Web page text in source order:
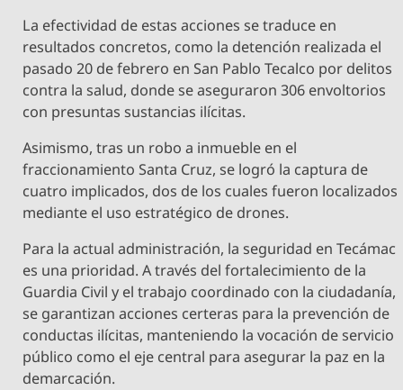
La efectividad de estas acciones se traduce en
resultados concretos, como la detención realizada el
pasado 20 de febrero en San Pablo Tecalco por delitos
contra la salud, donde se aseguraron 306 envoltorios
con presuntas sustancias ilícitas.
Asimismo, tras un robo a inmueble en el
fraccionamiento Santa Cruz, se logró la captura de
cuatro implicados, dos de los cuales fueron localizados
mediante el uso estratégico de drones.
Para la actual administración, la seguridad en Tecámac
es una prioridad. A través del fortalecimiento de la
Guardia Civil y el trabajo coordinado con la ciudadanía,
se garantizan acciones certeras para la prevención de
conductas ilícitas, manteniendo la vocación de servicio
público como el eje central para asegurar la paz en la
demarcación.